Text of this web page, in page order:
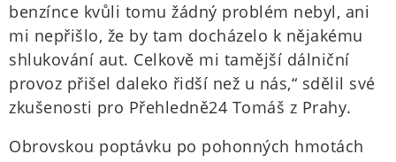
benzínce kvůli tomu žádný problém nebyl, ani
mi nepřišlo, že by tam docházelo k nějakému
shlukování aut. Celkově mi tamější dálniční
provoz přišel daleko řidší než u nás,“ sdělil své
zkušenosti pro Přehledně24 Tomáš z Prahy.
Obrovskou poptávku po pohonných hmotách